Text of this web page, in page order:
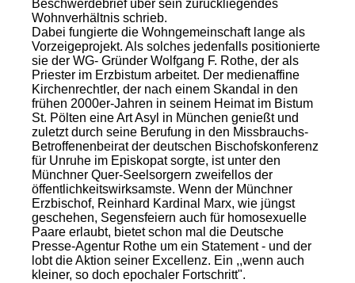
Beschwerdebrief über sein zurückliegendes
Wohnverhältnis schrieb.
Dabei fungierte die Wohngemeinschaft lange als
Vorzeigeprojekt. Als solches jedenfalls positionierte
sie der WG- Gründer Wolfgang F. Rothe, der als
Priester im Erzbistum arbeitet. Der medienaffine
Kirchenrechtler, der nach einem Skandal in den
frühen 2000er-Jahren in seinem Heimat im Bistum
St. Pölten eine Art Asyl in München genießt und
zuletzt durch seine Berufung in den Missbrauchs-
Betroffenenbeirat der deutschen Bischofskonferenz
für Unruhe im Episkopat sorgte, ist unter den
Münchner Quer-Seelsorgern zweifellos der
öffentlichkeitswirksamste. Wenn der Münchner
Erzbischof, Reinhard Kardinal Marx, wie jüngst
geschehen, Segensfeiern auch für homosexuelle
Paare erlaubt, bietet schon mal die Deutsche
Presse-Agentur Rothe um ein Statement - und der
lobt die Aktion seiner Excellenz. Ein ,,wenn auch
kleiner, so doch epochaler Fortschritt".